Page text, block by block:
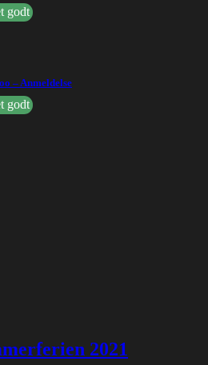
godt
– Anmeldelse
godt
2021